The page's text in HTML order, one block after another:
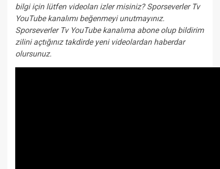
bilgi için lütfen videoları izler misiniz? Sporseverler Tv
YouTube kanalımı beğenmeyi unutmayınız.
Sporseverler Tv YouTube kanalıma abone olup bildirim
zilini açtığınız takdirde yeni videolardan haberdar
olursunuz.